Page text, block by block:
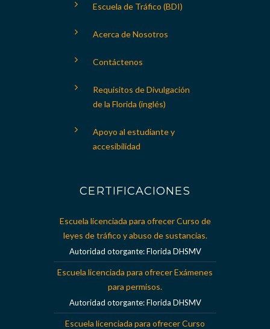
Escuela de Tráfico (BDI)
Acerca de Nosotros
Contáctenos
Requisitos de Divulgación
de la Florida (inglés)
Apoyo al estudiante y
accesibilidad
CERTIFICACIONES
Escuela licenciada para ofrecer Curso de
leyes de tráfico y abuso de sustancias.
Autoridad otorgante: Florida DHSMV
Escuela licenciada para ofrecer Exámenes
para permisos.
Autoridad otorgante: Florida DHSMV
Escuela licenciada para ofrecer Curso